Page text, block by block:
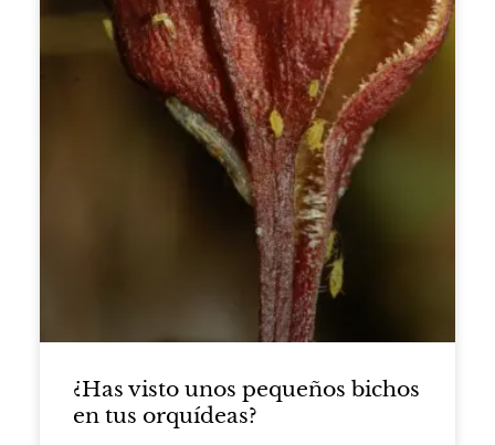
¿Has visto unos pequeños bichos
en tus orquídeas?